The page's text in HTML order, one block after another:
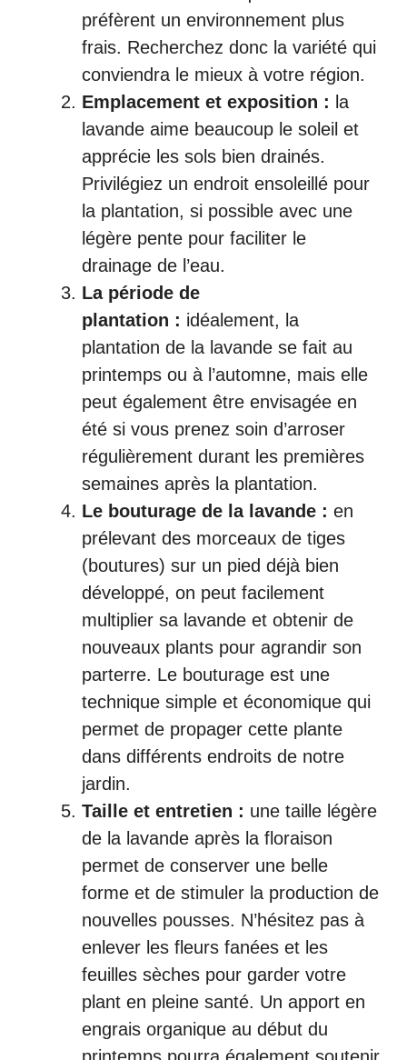
préfèrent un environnement plus
frais. Recherchez donc la variété qui
conviendra le mieux à votre région.
Emplacement et exposition : la
lavande aime beaucoup le soleil et
apprécie les sols bien drainés.
Privilégiez un endroit ensoleillé pour
la plantation, si possible avec une
légère pente pour faciliter le
drainage de l’eau.
La période de
plantation : idéalement, la
plantation de la lavande se fait au
printemps ou à l’automne, mais elle
peut également être envisagée en
été si vous prenez soin d’arroser
régulièrement durant les premières
semaines après la plantation.
Le bouturage de la lavande : en
prélevant des morceaux de tiges
(boutures) sur un pied déjà bien
développé, on peut facilement
multiplier sa lavande et obtenir de
nouveaux plants pour agrandir son
parterre. Le bouturage est une
technique simple et économique qui
permet de propager cette plante
dans différents endroits de notre
jardin.
Taille et entretien : une taille légère
de la lavande après la floraison
permet de conserver une belle
forme et de stimuler la production de
nouvelles pousses. N’hésitez pas à
enlever les fleurs fanées et les
feuilles sèches pour garder votre
plant en pleine santé. Un apport en
engrais organique au début du